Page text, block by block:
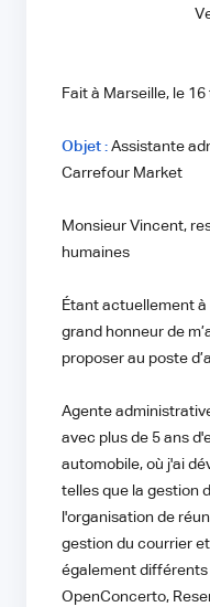
Fait à Marseille, le
Objet : Assistante
Carrefour Market
Monsieur Vincent,
humaines
Étant actuellement à
grand honneur de
proposer au poste
Agente
avec plus de 5 ans
automobile, où j'ai
telles que la gestion
l'organisation de
gestion du courrier
également différents
OpenConcerto,